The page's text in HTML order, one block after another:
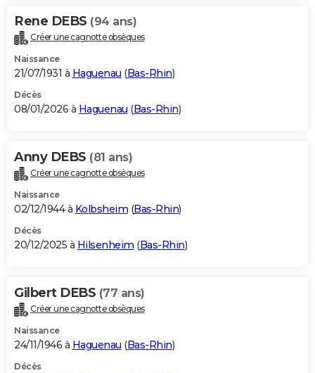
Carte de Noël
Carte Bonne année
Carte Saint-Valentin
Carte Pâques
Carte d'anniversaire
DICTIONNAIRE
Dictionnaire
Biographies
Citations
Expressions
Proverbes
PROGRAMME TV
S'inscrire
Se connecter
Lycées
Collèges
Primaires
Universités
Entreprises
Service militaire
Avis de recherche
AVIS DE DÉCÈS
Bricolage
Lifestyle
Culture
Sport
Auto
Television
Voyage
Cinema
Rene DEBS (94 ans)
Créer une cagnotte obsèques
Naissance
21/07/1931 à Haguenau (Bas-Rhin)
Décès
08/01/2026 à Haguenau (Bas-Rhin)
Anny DEBS (81 ans)
Créer une cagnotte obsèques
Naissance
02/12/1944 à Kolbsheim (Bas-Rhin)
Décès
20/12/2025 à Hilsenheim (Bas-Rhin)
Gilbert DEBS (77 ans)
Créer une cagnotte obsèques
Naissance
24/11/1946 à Haguenau (Bas-Rhin)
Décès